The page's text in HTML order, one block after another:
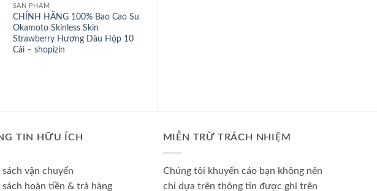
SẢN PHẨM
CHÍNH HÃNG 100% Bao Cao Su
Okamoto Skinless Skin
Strawberry Hương Dâu Hộp 10
Cái – shopizin
TIN HỮU ÍCH
vận chuyển
sách hoàn tiền & trả hàng
MIỄN TRỪ TRÁCH NHIỆM
Chúng tôi khuyến cáo bạn không nên
chỉ dựa trên thông tin được ghi trên